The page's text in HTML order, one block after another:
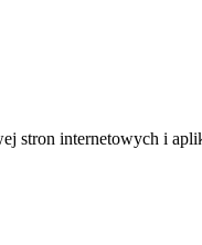
stron internetowych i